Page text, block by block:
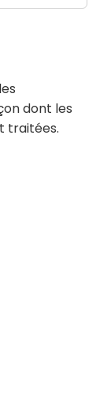
dont les
traitées.